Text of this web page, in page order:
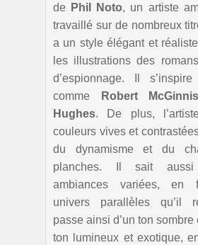
de Phil Noto, un artiste
travaillé sur de nombreux
a un style élégant et
les illustrations des
d’espionnage. Il
comme
Robert McGinnis
Hughes. De plus,
couleurs vives et
du dynamisme et du
planches. Il sait
ambiances variées, en
univers parallèles qu’il
passe ainsi d’un ton sombre
ton lumineux et exotique,